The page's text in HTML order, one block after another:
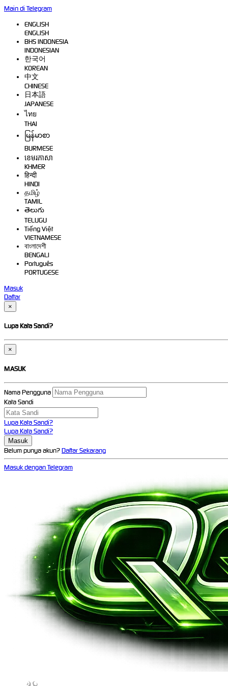
Main di Telegram
ENGLISH
ENGLISH
BHS INDONESIA
INDONESIAN
한국어
KOREAN
中文
CHINESE
日本語
JAPANESE
ไทย
THAI
မြန်မာစာ
BURMESE
ខេមរភាសា
KHMER
हिन्दी
HINDI
தமிழ்
TAMIL
తెలుగు
TELUGU
Tiếng Việt
VIETNAMESE
বাংলাদেশী
BENGALI
Português
PORTUGESE
Masuk
Daftar
×
Lupa Kata Sandi?
×
MASUK
Nama Pengguna
Kata Sandi
Lupa Kata Sandi?
Lupa Kata Sandi?
Belum punya akun?Daftar Sekarang
Masuk dengan Telegram